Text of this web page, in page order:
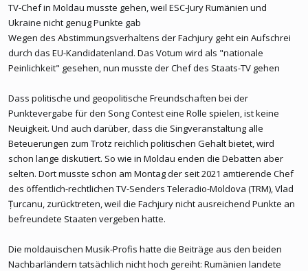
TV-Chef in Moldau musste gehen, weil ESC-Jury Rumänien und
Ukraine nicht genug Punkte gab
Wegen des Abstimmungsverhaltens der Fachjury geht ein Aufschrei
durch das EU-Kandidatenland. Das Votum wird als "nationale
Peinlichkeit" gesehen, nun musste der Chef des Staats-TV gehen
Dass politische und geopolitische Freundschaften bei der
Punktevergabe für den Song Contest eine Rolle spielen, ist keine
Neuigkeit. Und auch darüber, dass die Singveranstaltung alle
Beteuerungen zum Trotz reichlich politischen Gehalt bietet, wird
schon lange diskutiert. So wie in Moldau enden die Debatten aber
selten. Dort musste schon am Montag der seit 2021 amtierende Chef
des öffentlich-rechtlichen TV-Senders Teleradio-Moldova (TRM), Vlad
Țurcanu, zurücktreten, weil die Fachjury nicht ausreichend Punkte an
befreundete Staaten vergeben hatte.
Die moldauischen Musik-Profis hatte die Beiträge aus den beiden
Nachbarländern tatsächlich nicht hoch gereiht: Rumänien landete